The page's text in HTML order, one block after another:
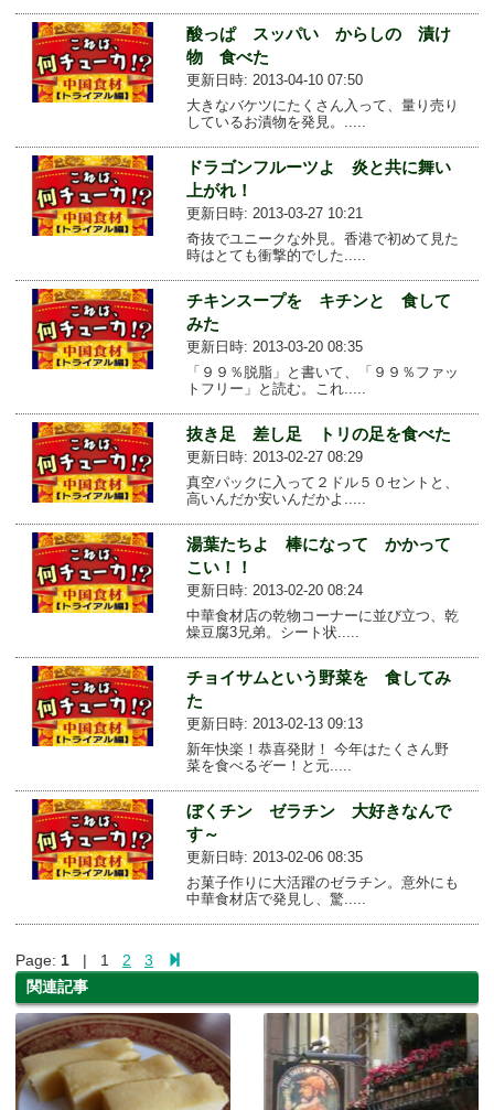
酸っぱ スッパい からしの 漬け
物 食べた
更新日時: 2013-04-10 07:50
大きなバケツにたくさん入って、量り売り
しているお漬物を発見。.....
ドラゴンフルーツよ 炎と共に舞い
上がれ！
更新日時: 2013-03-27 10:21
奇抜でユニークな外見。香港で初めて見た
時はとても衝撃的でした.....
チキンスープを キチンと 食して
みた
更新日時: 2013-03-20 08:35
「９９％脱脂」と書いて、「９９％ファッ
トフリー」と読む。これ.....
抜き足 差し足 トリの足を食べた
更新日時: 2013-02-27 08:29
真空パックに入って２ドル５０セントと、
高いんだか安いんだかよ.....
湯葉たちよ 棒になって かかって
こい！！
更新日時: 2013-02-20 08:24
中華食材店の乾物コーナーに並び立つ、乾
燥豆腐3兄弟。シート状.....
チョイサムという野菜を 食してみ
た
更新日時: 2013-02-13 09:13
新年快楽！恭喜発財！ 今年はたくさん野
菜を食べるぞー！と元.....
ぼくチン ゼラチン 大好きなんで
す～
更新日時: 2013-02-06 08:35
お菓子作りに大活躍のゼラチン。意外にも
中華食材店で発見し、驚.....
Page: 1 | 1 2
3
関連記事